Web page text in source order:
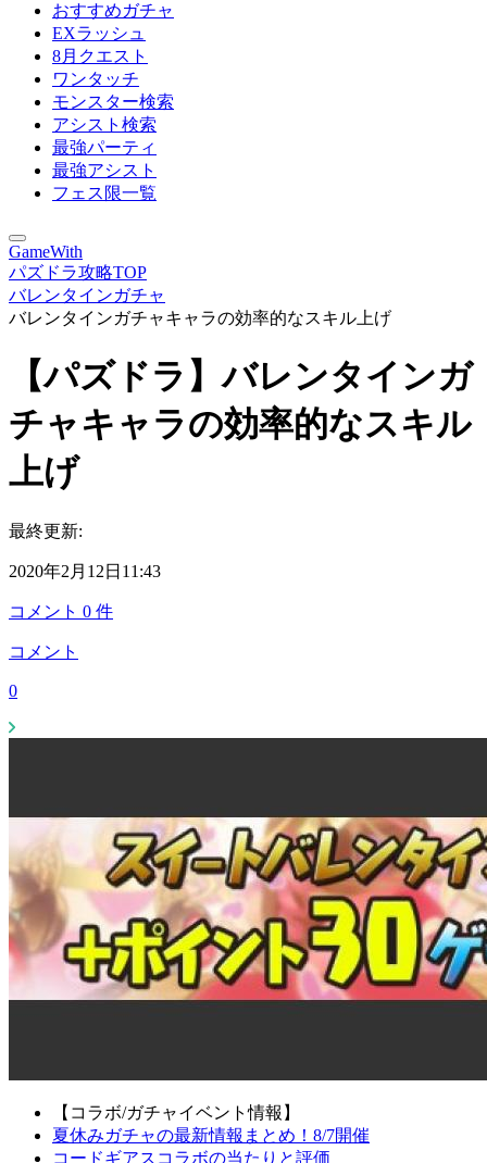
おすすめガチャ
EXラッシュ
8月クエスト
ワンタッチ
モンスター検索
アシスト検索
最強パーティ
最強アシスト
フェス限一覧
GameWith
パズドラ攻略TOP
バレンタインガチャ
バレンタインガチャキャラの効率的なスキル上げ
【パズドラ】バレンタインガ
チャキャラの効率的なスキル
上げ
最終更新:
2020年2月12日11:43
コメント 0 件
コメント
0
【コラボ/ガチャイベント情報】
夏休みガチャの最新情報まとめ！8/7開催
コードギアスコラボの当たりと評価